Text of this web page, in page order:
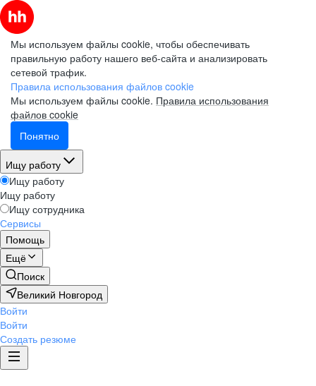
Мы используем файлы cookie, чтобы обеспечивать
правильную работу нашего веб-сайта и анализировать
сетевой трафик.
Правила использования файлов cookie
Мы используем файлы cookie. Правила использования
файлов cookie
Понятно
Ищу работу
Ищу работу
Ищу работу
Ищу сотрудника
Сервисы
Помощь
Ещё
Поиск
Великий Новгород
Войти
Войти
Создать резюме